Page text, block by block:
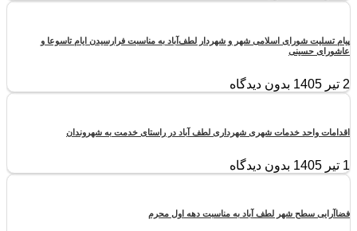
پیام تسلیت شورای اسلامی شهر و شهردار لطف‌آباد به مناسبت فرارسیدن ایام تاسوعا و
عاشورای حسینی
2 تیر 1405 بدون دیدگاه
اقدامات واحد خدمات شهری شهرداری لطف آباد در راستای خدمت به شهروندان
1 تیر 1405 بدون دیدگاه
فضاآرایی سطح شهر لطف آباد به مناسبت دهه اول محرم